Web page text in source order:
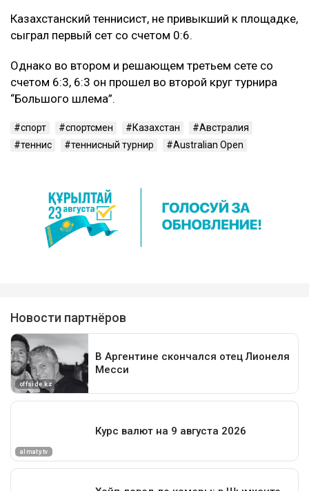
Казахстанский теннисист, не привыкший к площадке,
сыграл первый сет со счетом 0:6.
Однако во втором и решающем третьем сете со
счетом 6:3, 6:3 он прошел во второй круг турнира
“Большого шлема”.
спорт спортсмен Казахстан
Австралия
теннис
теннисный турнир Australian Open